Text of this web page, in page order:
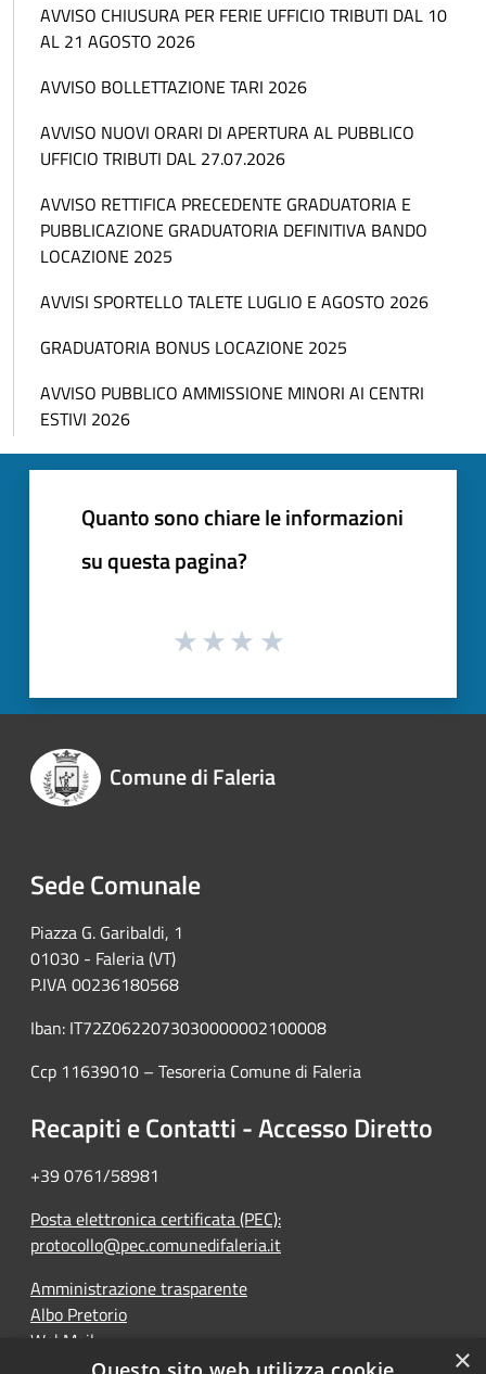
AVVISO CHIUSURA PER FERIE UFFICIO TRIBUTI DAL 10
AL 21 AGOSTO 2026
AVVISO BOLLETTAZIONE TARI 2026
AVVISO NUOVI ORARI DI APERTURA AL PUBBLICO
UFFICIO TRIBUTI DAL 27.07.2026
AVVISO RETTIFICA PRECEDENTE GRADUATORIA E
PUBBLICAZIONE GRADUATORIA DEFINITIVA BANDO
LOCAZIONE 2025
AVVISI SPORTELLO TALETE LUGLIO E AGOSTO 2026
GRADUATORIA BONUS LOCAZIONE 2025
AVVISO PUBBLICO AMMISSIONE MINORI AI CENTRI
ESTIVI 2026
Quanto sono chiare le informazioni
su questa pagina?
Comune di Faleria
Sede Comunale
Piazza G. Garibaldi, 1
01030 - Faleria (VT)
P.IVA 00236180568
Iban: IT72Z0622073030000002100008
Ccp 11639010 – Tesoreria Comune di Faleria
Recapiti e Contatti - Accesso Diretto
+39 0761/58981
Posta elettronica certificata (PEC):
protocollo@pec.comunedifaleria.it
Amministrazione trasparente
Albo Pretorio
WebMail
Dichiarazione di accessibilità
×